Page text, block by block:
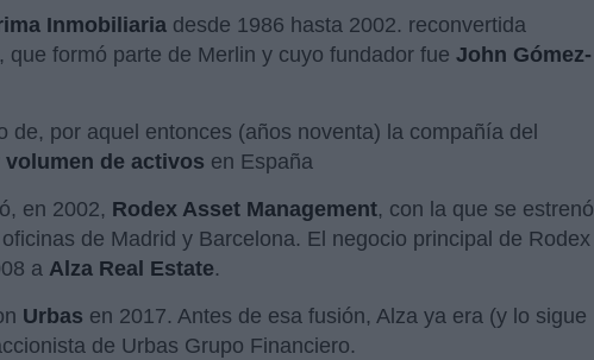
Inmobiliaria desde 1986 hasta 2002. reconvertida
que formó parte de Merlin y cuyo fundador fue John Gómez-
de, por aquel entonces (años noventa) la compañía del
volumen de activos en España
en 2002, Rodex Asset Management, con la que se estrenó
de Madrid y Barcelona. El negocio principal de Rodex
a Alza Real Estate.
Urbas en 2017. Antes de esa fusión, Alza ya era (y lo sigue
de Urbas Grupo Financiero.